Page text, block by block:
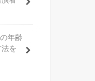
年齢
を